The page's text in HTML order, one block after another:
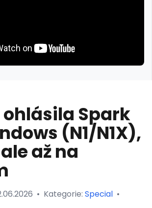
Spark
(N1/N1X),
až na
• Kategorie: Special •